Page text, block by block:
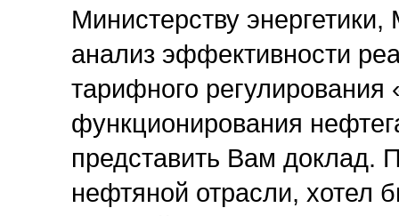
Министерству
анализ эффективности
тарифного регулирования
функционирования
представить Вам доклад.
нефтяной отрасли, хотел